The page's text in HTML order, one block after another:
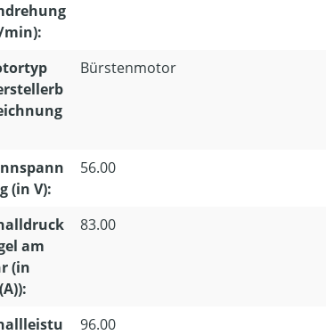
min):
Bürstenmotor
(in V):
56.00
am
(in
83.00
96.00